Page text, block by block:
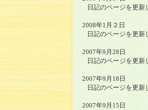
日記のページを更新
2008年1月２日
日記のページを更新
2007年9月28日
日記のページを更新
2007年9月18日
日記のページを更新
2007年9月15日